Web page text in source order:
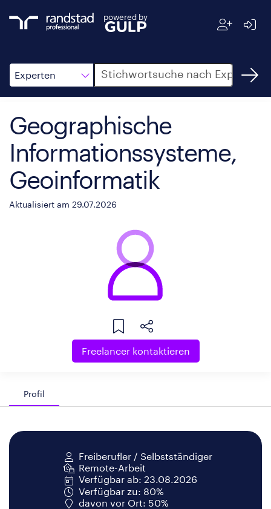
powered by
Experten
Suche
Geographische
Informationssysteme,
Geoinformatik
Aktualisiert am 29.07.2026
Freelancer kontaktieren
Profil
Freiberufler / Selbstständiger
Remote-Arbeit
Verfügbar ab: 23.08.2026
Verfügbar zu: 80%
davon vor Ort: 50%